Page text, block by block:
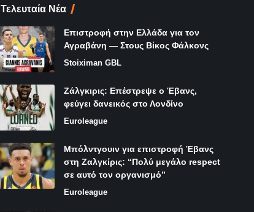
Τελευταία Νέα
Επιστροφή στην Ελλάδα για τον
Αγραβάνη — Στους Βίκος Φάλκονς
Stoiximan GBL
Ζάλγκιρις: Επέστρεψε ο Έβανς,
φεύγει δανεικός στο Λονδίνο
Euroleague
Μπόλντγουιν για επιστροφή Έβανς
στη Ζαλγκίρις: “Πολύ μεγάλο respect
σε αυτό τον οργανισμό”
Euroleague